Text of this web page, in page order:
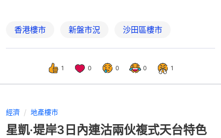
香港樓市 新盤市況 沙田區樓市
1 0 0 0 1
經濟 地產樓市
星凱·堤岸3日內連沽兩伙複式天台特色